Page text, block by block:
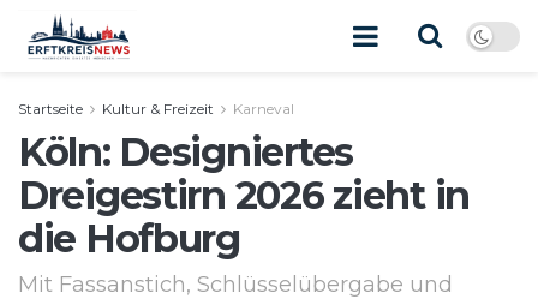
Startseite Kultur & Freizeit Karneval
Köln: Designiertes
Dreigestirn 2026 zieht in
die Hofburg
Mit Fassanstich, Schlüsselübergabe und